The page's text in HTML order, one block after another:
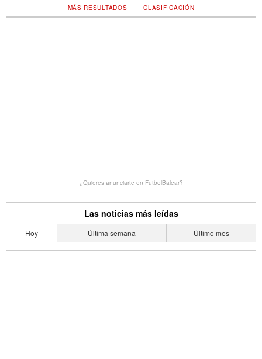
MÁS RESULTADOS -CLASIFICACIÓN
¿Quieres anunciarte en FutbolBalear?
Las noticias más leídas
Hoy Última semana Último mes